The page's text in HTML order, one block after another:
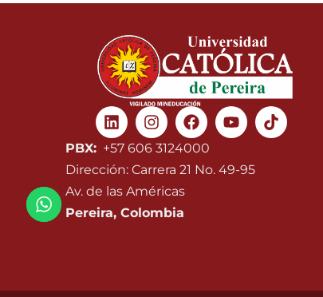
LinkedinInstagram
Facebook
Youtube
PBX: +57 606 3124000
Dirección: Carrera 21 No. 49-95
Av. de las Américas
Pereira, Colombia